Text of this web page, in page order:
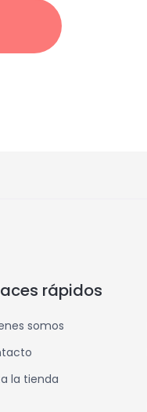
rápidos
somos
la tienda